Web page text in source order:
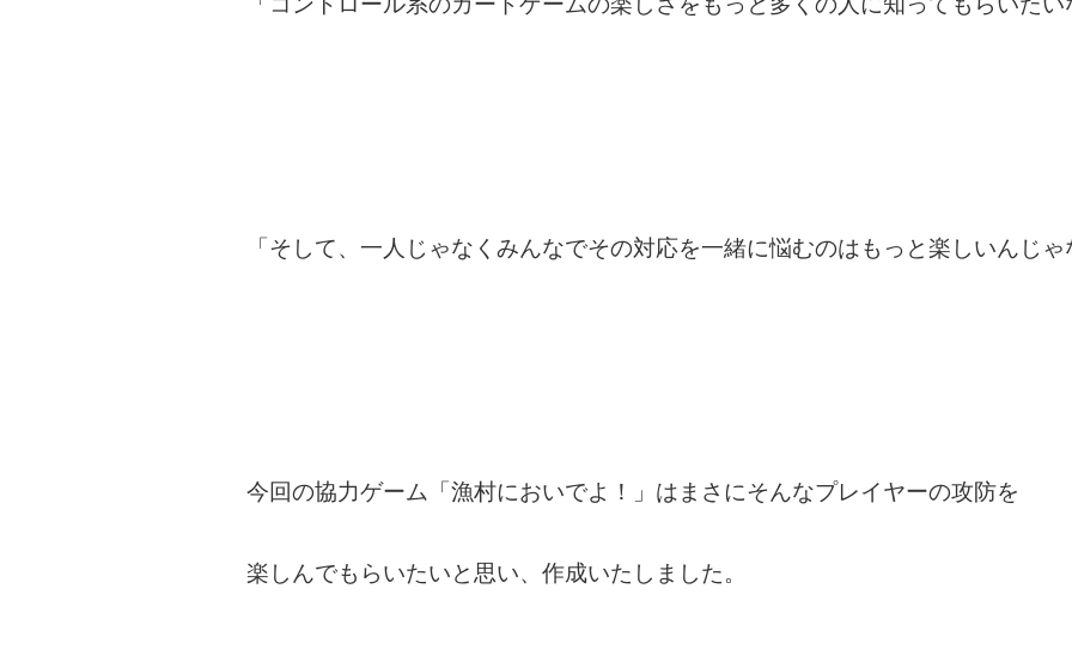
「そして、一人じゃなくみんなでその対応を一緒に悩むのはもっと楽しいんじゃ
今回の協力ゲーム「漁村においでよ！」はまさにそんなプレイヤーの攻防を
楽しんでもらいたいと思い、作成いたしました。